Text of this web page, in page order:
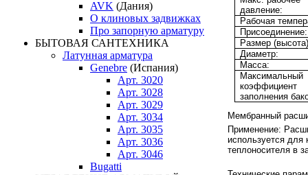
AVK (Дания)
О клиновых задвижках
Про запорную арматуру
БЫТОВАЯ САНТЕХНИКА
Латунная арматура
Genebre (Испания)
Арт. 3020
Арт. 3028
Арт. 3029
Арт. 3034
Арт. 3035
Арт. 3036
Арт. 3046
Bugatti
давление:
Рабочая
Присоединение:
Размер
Диаметр:
Масса:
Максимальный
коэффициент
заполнения
Мембранный
Применение:
используется для
теплоносителя в